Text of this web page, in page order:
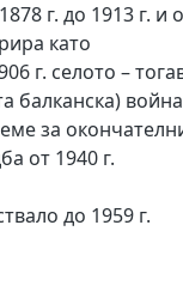
г. до 1913 г. и
като
г. селото –
балканска) война
за
от 1940 г.
до 1959 г.